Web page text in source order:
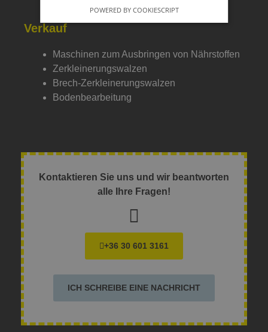
Verkauf
Maschinen zum Ausbringen von Nährstoffen
Zerkleinerungswalzen
Brech-Zerkleinerungswalzen
Bodenbearbeitung
Kontaktieren Sie uns und wir beantworten
alle Ihre Fragen!
+36 30 601 3161
ICH SCHREIBE EINE NACHRICHT
POWERED BY COOKIESCRIPT